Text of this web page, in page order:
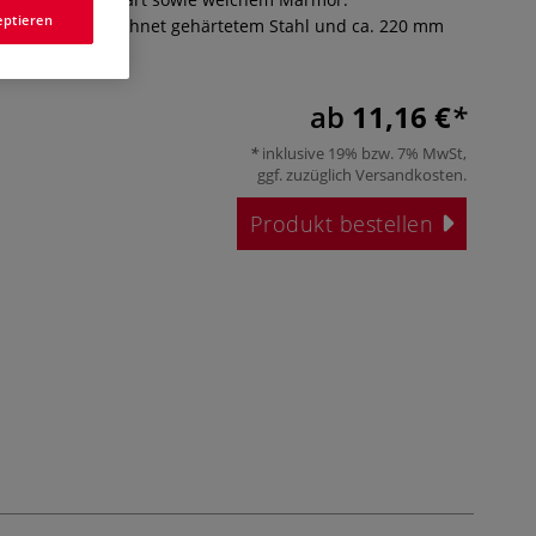
aus ausgezeichnet gehärtetem Stahl und ca. 220 mm
ab 11,16 €
inklusive 19% bzw. 7% MwSt,
ggf. zuzüglich Versandkosten.
Produkt bestellen